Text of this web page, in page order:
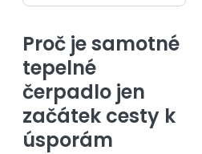
Proč je samotné
tepelné
čerpadlo jen
začátek cesty k
úsporám